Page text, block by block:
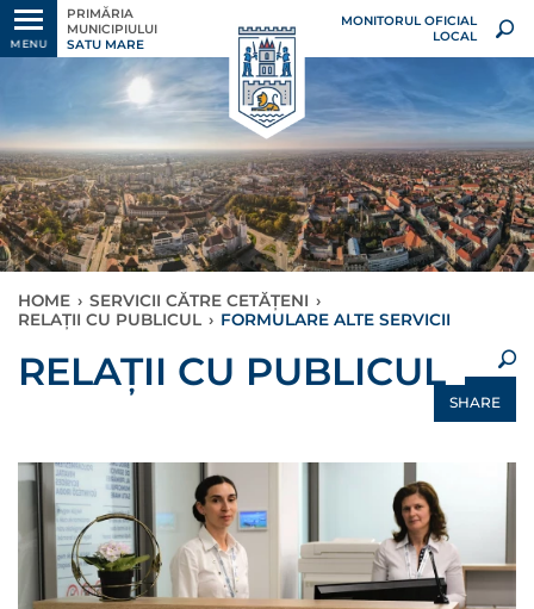
MENU
PRIMĂRIA
MUNICIPIULUI
SATU MARE
MONITORUL OFICIAL
LOCAL
HOME › SERVICII CĂTRE CETĂȚENI ›
RELAȚII CU PUBLICUL › FORMULARE ALTE SERVICII
×
RELAȚII CU PUBLICUL
SHARE